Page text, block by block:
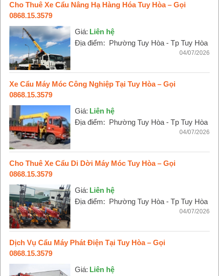
Cho Thuê Xe Cẩu Nâng Hạ Hàng Hóa Tuy Hòa – Gọi
0868.15.3579
Giá: Liên hệ
Địa điểm: Phường Tuy Hòa - Tp Tuy Hòa
04/07/2026
Xe Cẩu Máy Móc Công Nghiệp Tại Tuy Hòa – Gọi
0868.15.3579
Giá: Liên hệ
Địa điểm: Phường Tuy Hòa - Tp Tuy Hòa
04/07/2026
Cho Thuê Xe Cẩu Di Dời Máy Móc Tuy Hòa – Gọi
0868.15.3579
Giá: Liên hệ
Địa điểm: Phường Tuy Hòa - Tp Tuy Hòa
04/07/2026
Dịch Vụ Cẩu Máy Phát Điện Tại Tuy Hòa – Gọi
0868.15.3579
Giá: Liên hệ